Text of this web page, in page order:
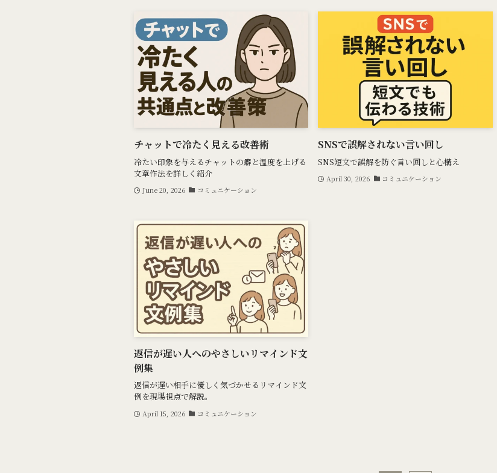
チャットで冷たく見える改善術
冷たい印象を与えるチャットの癖と温度を上げる
文章作法を詳しく紹介
June 20, 2026 コミュニケーション
SNSで誤解されない言い回し
SNS短文で誤解を防ぐ言い回しと心構え
April 30, 2026 コミュニケーション
返信が遅い人へのやさしいリマインド文
例集
返信が遅い相手に優しく気づかせるリマインド文
例を現場視点で解説。
April 15, 2026 コミュニケーション